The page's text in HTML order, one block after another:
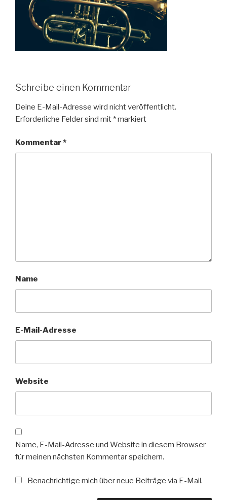
Schreibe einen Kommentar
Deine E-Mail-Adresse wird nicht veröffentlicht.
Erforderliche Felder sind mit *markiert
Kommentar*
Name
E-Mail-Adresse
Website
Name, E-Mail-Adresse und Website in diesem Browser
für meinen nächsten Kommentar speichern.
Benachrichtige mich über neue Beiträge via E-Mail.